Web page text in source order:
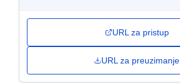
URL za pristup
URL za preuzimanje